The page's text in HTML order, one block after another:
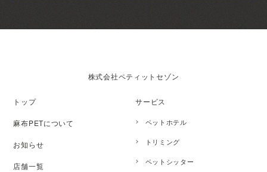
株式会社ペティットセゾン
トップ
麻布PETについて
お知らせ
店舗一覧
サービス
ペットホテル
トリミング
ペットシッター